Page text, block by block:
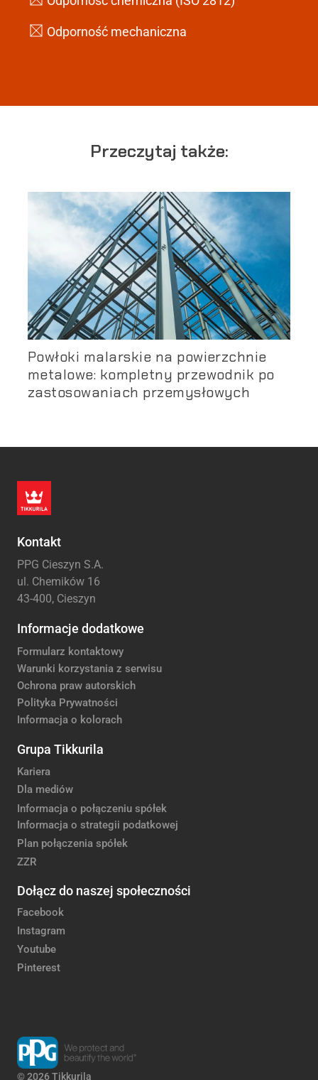
Odporność mechaniczna
Przeczytaj także:
Powłoki malarskie na powierzchnie
metalowe: kompletny przewodnik po
zastosowaniach przemysłowych
Kontakt
PPG Cieszyn S.A.
ul. Chemików 16
43-400, Cieszyn
Informacje dodatkowe
Formularz kontaktowy
Warunki korzystania z serwisu
Ochrona praw autorskich
Polityka Prywatności
Informacja o kolorach
Grupa Tikkurila
Kariera
Dla mediów
Informacja o połączeniu spółek
Informacja o strategii podatkowej
Plan połączenia spółek
ZZR
Dołącz do naszej społeczności
Facebook
Instagram
Youtube
Pinterest
© 2026 Tikkurila